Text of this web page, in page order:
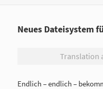
Neues Dateisystem
Translation
Endlich – endlich –